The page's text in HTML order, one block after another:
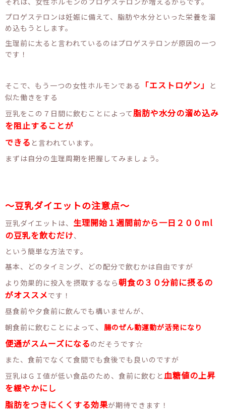
プロゲステロンは妊娠に備えて、脂肪や水分といった栄養を溜
め込もうとします。
生理前に太ると言われているのはプロゲステロンが原因の一つ
です！
そこで、もう一つの女性ホルモンである 「エストロゲン」
と
似た働きをする
豆乳をこの７日間に飲むことによって 脂肪や水分の溜め込み
を阻止することが
できる と言われています。
まずは自分の生理周期を把握してみましょう。
～豆乳ダイエットの注意点～
豆乳ダイエットは、 生理開始１週間前から一日２００ml
の豆乳を飲むだけ、
という簡単な方法です。
基本、どのタイミング、どの配分で飲むかは自由ですが
より効果的に投入を摂取するなら朝食の３０分前に摂るの
がオススメです！
昼食前や夕食前に飲んでも構いませんが、
朝食前に飲むことによって 、 腸のぜん動運動が活発になり
便通がスムーズになるのだそうです☆
また、食前でなくて食間でも食後でも良いのですが
豆乳はＧＩ値が低い食品のため、食前に飲むと血糖値の上昇
を緩やかにし
脂肪をつきにくくする効果が期待できます！